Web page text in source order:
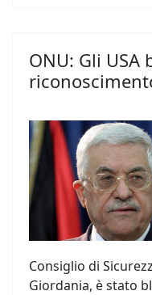
ONU: Gli USA
Consiglio di
Giordania, è stato